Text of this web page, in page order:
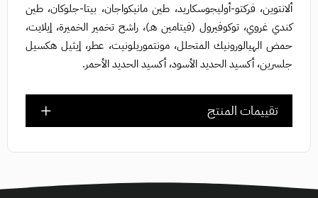
ألانتوين، فركتو-أوليجوسكاريد، طين مانيكواجان، بيتا-جلوكان، طين
كندي غروي، توكوفيرول (فيتامين هـ)، راشح تخمير الخميرة، إيلايت،
حمض الهيالورونيك المتحلل، مونتموريلونيت، عطر، إيثيل هكسيل
جلسرين، أكسيد الحديد الأسود، أكسيد الحديد الأحمر.
تقييمات المنتج